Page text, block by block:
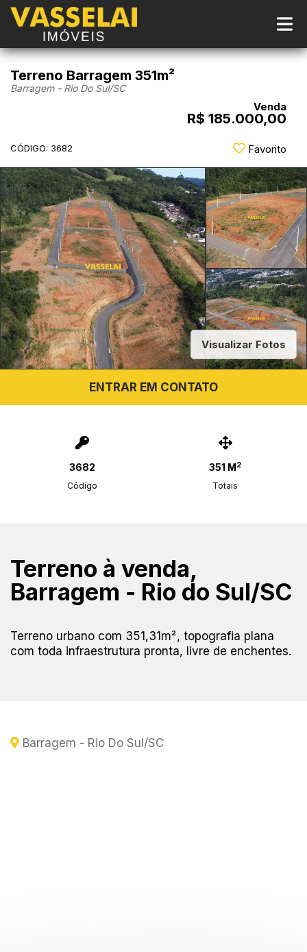
Terreno Barragem 351m²
Barragem - Rio Do Sul/SC
Venda
R$ 185.000,00
CÓDIGO: 3682 Favorito
Visualizar Fotos
ENTRAR EM CONTATO
3682
Código
351 M2
Totais
Terreno à venda,
Barragem - Rio do Sul/SC
Terreno urbano com 351,31m², topografia plana
com toda infraestrutura pronta, livre de enchentes.
Barragem - Rio Do Sul /SC